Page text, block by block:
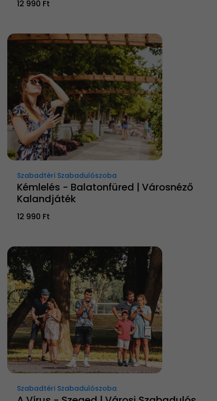
12 990 Ft
Szabadtéri Szabadulószoba
Kémlelés - Balatonfüred | Városnéző
Kalandjáték
12 990 Ft
Szabadtéri Szabadulószoba